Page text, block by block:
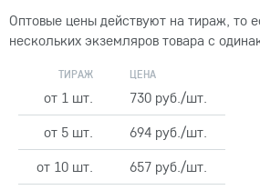
Оптовые цены действуют на тираж, то
нескольких экземляров товара с
ТИРАЖ ЦЕНА
от 1 шт.
730 руб./шт.
от 5 шт.
694 руб./шт.
от 10 шт.
657 руб./шт.